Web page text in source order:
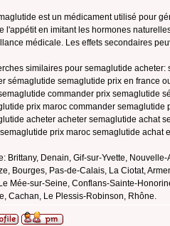
est un médicament utilisé pour
l'appétit en imitant les hormones
médicale. Les effets secondaires
similaires pour semaglutide
sémaglutide semaglutide prix en france
commander prix semaglutide
prix maroc commander
acheter acheter semaglutide achat
prix maroc semaglutide achat
Brittany, Denain, Gif-sur-Yvette,
Bourges, Pas-de-Calais, La Ciotat,
Mée-sur-Seine, Conflans-Sainte-
Cachan, Le Plessis-Robinson, Rhône.